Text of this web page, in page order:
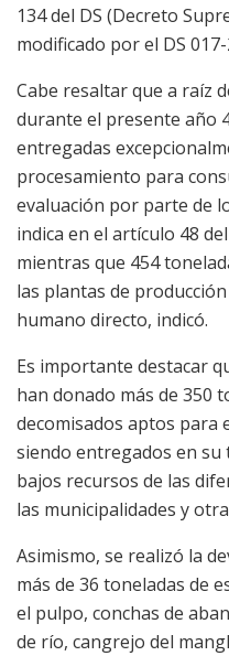
134 del DS (Decreto
modificado por el DS
Cabe resaltar que a raíz
durante el presente año
entregadas
procesamiento para
evaluación por parte de
indica en el artículo 48
mientras que 454
las plantas de
humano directo, indicó.
Es importante destacar
han donado más de 350
decomisados aptos para
siendo entregados en
bajos recursos de las
las municipalidades y
Asimismo, se realizó la
más de 36 toneladas de
el pulpo, conchas de
de río, cangrejo del